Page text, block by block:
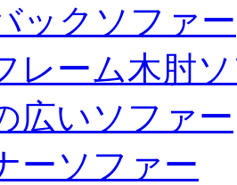
ックソファー
レーム木肘
広いソファー
ーソファー